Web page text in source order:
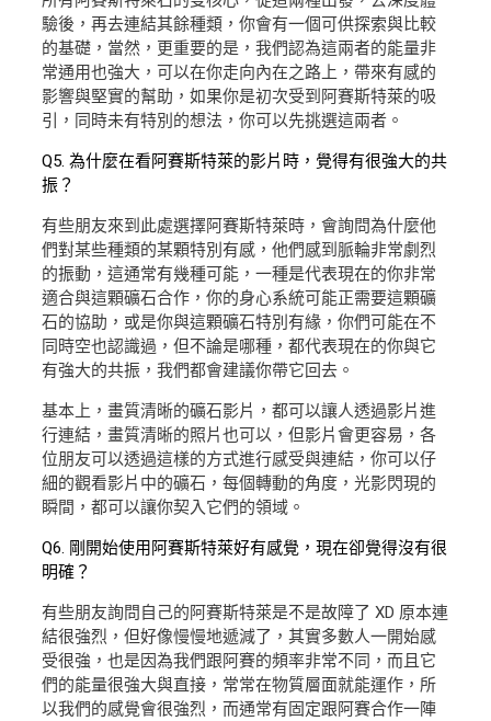
驗後，再去連結其餘種類，你會有一個可供探索與比較
的基礎，當然，更重要的是，我們認為這兩者的能量非
常通用也強大，可以在你走向內在之路上，帶來有感的
影響與堅實的幫助，如果你是初次受到阿賽斯特萊的吸
引，同時未有特別的想法，你可以先挑選這兩者。
Q5. 為什麼在看阿賽斯特萊的影片時，覺得有很強大的共
振？
有些朋友來到此處選擇阿賽斯特萊時，會詢問為什麼他
們對某些種類的某顆特別有感，他們感到脈輪非常劇烈
的振動，這通常有幾種可能，一種是代表現在的你非常
適合與這顆礦石合作，你的身心系統可能正需要這顆礦
石的協助，或是你與這顆礦石特別有緣，你們可能在不
同時空也認識過，但不論是哪種，都代表現在的你與它
有強大的共振，我們都會建議你帶它回去。
基本上，畫質清晰的礦石影片，都可以讓人透過影片進
行連結，畫質清晰的照片也可以，但影片會更容易，各
位朋友可以透過這樣的方式進行感受與連結，你可以仔
細的觀看影片中的礦石，每個轉動的角度，光影閃現的
瞬間，都可以讓你契入它們的領域。
Q6. 剛開始使用阿賽斯特萊好有感覺，現在卻覺得沒有很
明確？
有些朋友詢問自己的阿賽斯特萊是不是故障了 XD 原本連
結很強烈，但好像慢慢地遞減了，其實多數人一開始感
受很強，也是因為我們跟阿賽的頻率非常不同，而且它
們的能量很強大與直接，常常在物質層面就能運作，所
以我們的感覺會很強烈，而通常有固定跟阿賽合作一陣